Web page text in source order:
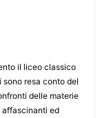
il liceo classico
resa conto del
delle materie
affascinanti ed